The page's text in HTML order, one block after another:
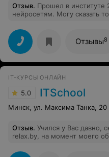
Отзыв. Прошел в институте
нейросетям. Могу сказать
очень большим опытом.
максимально понятно.
количество литературы и
остается вам. Планирую в
курсы по английскому языку.
Отзывы8
IT-КУРСЫ ОНЛАЙН
5.0 ITSchool
Минск, ул. Максима Танка, 20
Отзыв. Учился у Вас давно,
relax.by, на момент моего
по изученному языку